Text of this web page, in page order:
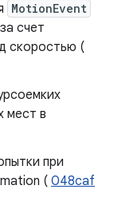
MotionEvent
счет
скоростью (
мест в
при
( 048caf